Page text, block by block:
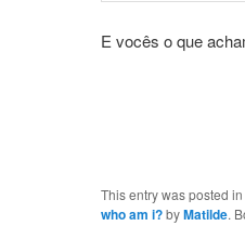
E vocês o que
This entry was posted in
who am i?byMatilde.